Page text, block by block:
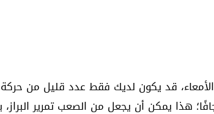
الأمعاء، قد يكون لديك فقط عدد قليل من
هذا يمكن أن يجعل من الصعب تمرير